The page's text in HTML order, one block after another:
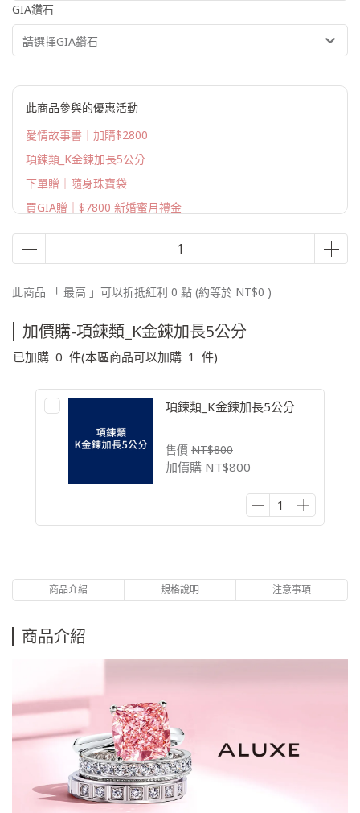
GIA鑽石
請選擇GIA鑽石
此商品參與的優惠活動
愛情故事書｜加購$2800
項鍊類_K金鍊加長5公分
下單贈｜隨身珠寶袋
買GIA贈｜$7800 新婚蜜月禮金
此商品 「 最高 」可以折抵紅利 0 點 (約等於 NT$0 )
加價購-項鍊類_K金鍊加長5公分
已加購 0 件(本區商品可以加購 1 件)
項鍊類_K金鍊加長5公分
售價 NT$800
加價購 NT$800
商品介紹 規格說明 注意事項
商品介紹